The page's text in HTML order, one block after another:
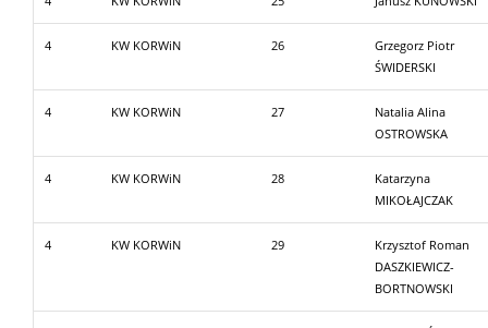
4 KW KORWiN 26
Grzegorz Piotr
ŚWIDERSKI
4 KW KORWiN 27
Natalia Alina
OSTROWSKA
4 KW KORWiN 28
Katarzyna
MIKOŁAJCZAK
4 KW KORWiN 29
Krzysztof Roman
DASZKIEWICZ-
BORTNOWSKI